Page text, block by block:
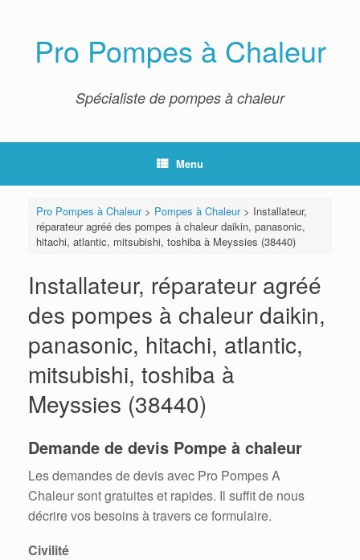
Pro Pompes à Chaleur
Spécialiste de pompes à chaleur
Menu
Pro Pompes à Chaleur> Pompes à Chaleur> Installateur,
réparateur agréé des pompes à chaleur daikin, panasonic,
hitachi, atlantic, mitsubishi, toshiba à Meyssies (38440)
Installateur, réparateur agréé
des pompes à chaleur daikin,
panasonic, hitachi, atlantic,
mitsubishi, toshiba à
Meyssies (38440)
Demande de devis Pompe à chaleur
Les demandes de devis avec Pro Pompes A
Chaleur sont gratuites et rapides. Il suffit de nous
décrire vos besoins à travers ce formulaire.
Civilité